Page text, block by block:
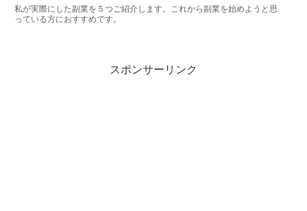
私が実際にした副業を５つご紹介します。これから副業を始めようと思
っている方におすすめです。
スポンサーリンク